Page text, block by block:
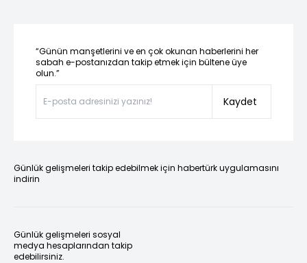
“Günün manşetlerini ve en çok okunan haberlerini her
sabah e-postanızdan takip etmek için bültene üye
olun.”
Kaydet
Günlük gelişmeleri takip edebilmek için habertürk uygulamasını
indirin
Günlük gelişmeleri sosyal
medya hesaplarından takip
edebilirsiniz.